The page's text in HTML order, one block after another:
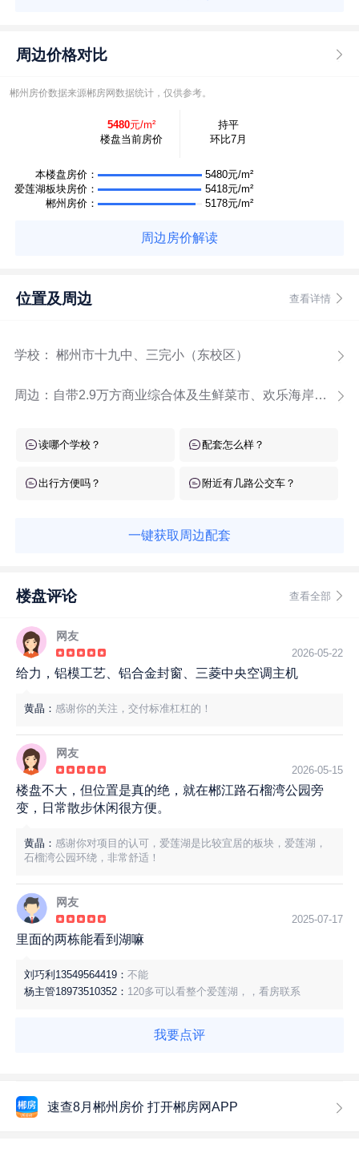
周边价格对比
郴州房价数据来源郴房网数据统计，仅供参考。
5480元/m²
楼盘当前房价
持平
环比7月
本楼盘房价：
5480元/m²
爱莲湖板块房价：
5418元/m²
郴州房价：
5178元/m²
周边房价解读
位置及周边 查看详情
学校： 郴州市十九中、三完小（东校区）
周边： 自带2.9万方商业综合体及生鲜菜市、欢乐海岸商业街
读哪个学校？ 配套怎么样？
出行方便吗？ 附近有几路公交车？
一键获取周边配套
楼盘评论 查看全部
网友
2026-05-22
给力，铝模工艺、铝合金封窗、三菱中央空调主机
黄晶： 感谢你的关注，交付标准杠杠的！
网友
2026-05-15
楼盘不大，但位置是真的绝，就在郴江路石榴湾公园旁
变，日常散步休闲很方便。
黄晶： 感谢你对项目的认可，爱莲湖是比较宜居的板块，爱莲湖，
石榴湾公园环绕，非常舒适！
网友
2025-07-17
里面的两栋能看到湖嘛
刘巧利13549564419： 不能
杨主管18973510352： 120多可以看整个爱莲湖，，看房联系
我要点评
速查8月郴州房价 打开郴房网APP